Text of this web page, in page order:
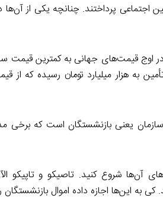
اجتماعی پرداختند. چنانچه یکی از
اوج قیمت‌های جهانی به کمترین قیمت
به هزار میلیارد تومان رسیده که از
سازمان یعنی بازنشستگان است که برخی
آن‌ها شروع کنید. تاصیکو و تاپیکو
به این‌ها اجازه داده اموال بازنشستگان